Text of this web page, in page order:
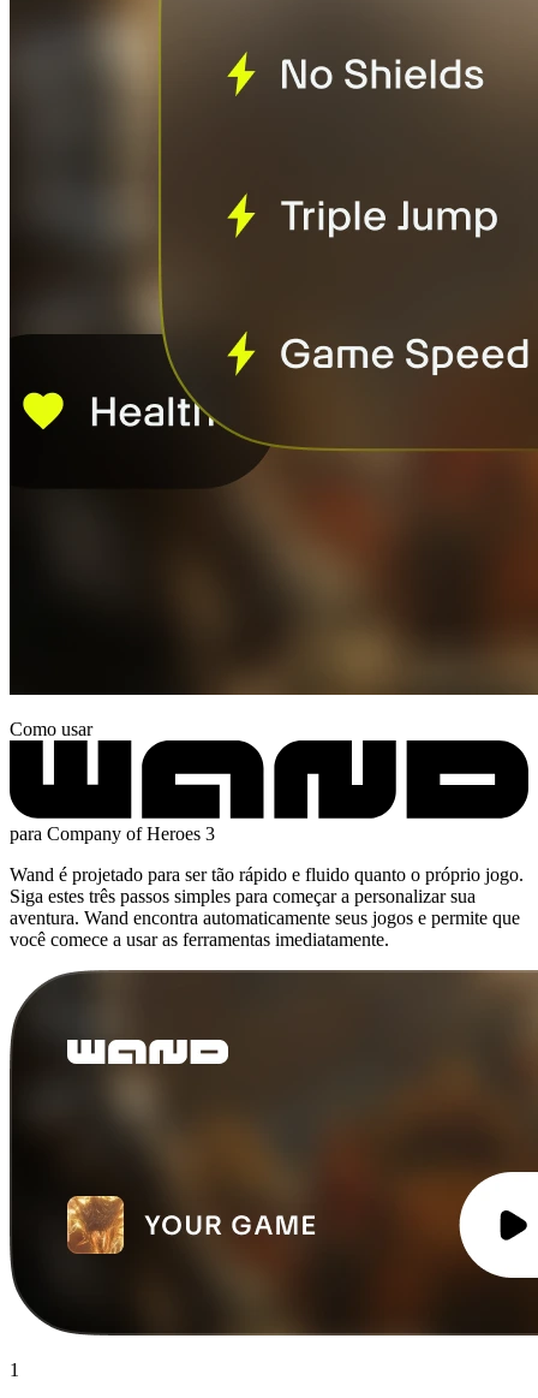
Como usar
para Company of Heroes 3
Wand é projetado para ser tão rápido e fluido quanto o próprio jogo.
Siga estes três passos simples para começar a personalizar sua
aventura. Wand encontra automaticamente seus jogos e permite que
você comece a usar as ferramentas imediatamente.
1